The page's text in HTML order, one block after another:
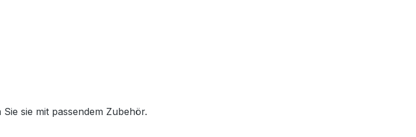
sie mit passendem Zubehör.